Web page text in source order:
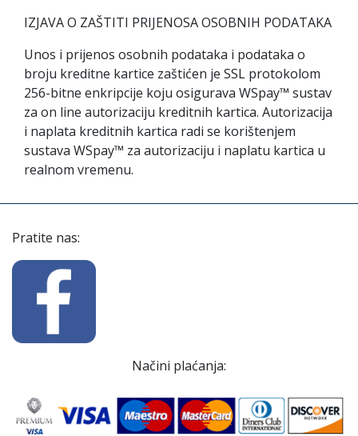
IZJAVA O ZAŠTITI PRIJENOSA OSOBNIH PODATAKA
Unos i prijenos osobnih podataka i podataka o
broju kreditne kartice zaštićen je SSL protokolom
256-bitne enkripcije koju osigurava WSpay™ sustav
za on line autorizaciju kreditnih kartica. Autorizacija
i naplata kreditnih kartica radi se korištenjem
sustava WSpay™ za autorizaciju i naplatu kartica u
realnom vremenu.
Pratite nas:
Načini plaćanja: